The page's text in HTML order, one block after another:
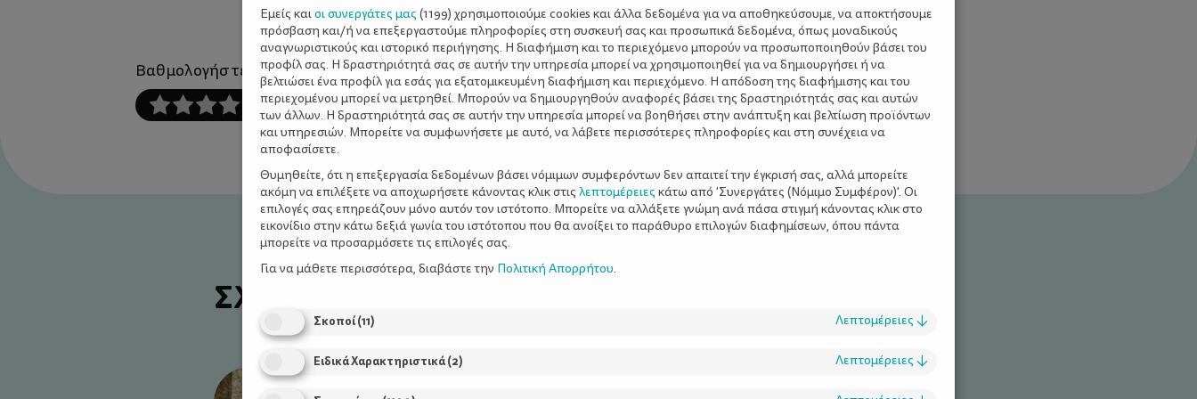
Βαθμολογήστε αυτό το άρθρο :
ΣΧΕΤΙΚΑ ΑΡΘΡΑ
Εμείς καιοι συνεργάτες μας (1199) χρησιμοποιούμε cookies και άλλα δεδομένα για να αποθηκεύσουμε, να αποκτήσουμε
πρόσβαση και/ή να επεξεργαστούμε πληροφορίες στη συσκευή σας και προσωπικά δεδομένα, όπως μοναδικούς
αναγνωριστικούς και ιστορικό περιήγησης. Η διαφήμιση και το περιεχόμενο μπορούν να προσωποποιηθούν βάσει του
προφίλ σας. Η δραστηριότητά σας σε αυτήν την υπηρεσία μπορεί να χρησιμοποιηθεί για να δημιουργήσει ή να
βελτιώσει ένα προφίλ για εσάς για εξατομικευμένη διαφήμιση και περιεχόμενο. Η απόδοση της διαφήμισης και του
περιεχομένου μπορεί να μετρηθεί. Μπορούν να δημιουργηθούν αναφορές βάσει της δραστηριότητάς σας και αυτών
των άλλων. Η δραστηριότητά σας σε αυτήν την υπηρεσία μπορεί να βοηθήσει στην ανάπτυξη και βελτίωση προϊόντων
και υπηρεσιών. Μπορείτε να συμφωνήσετε με αυτό, να λάβετε περισσότερες πληροφορίες και στη συνέχεια να
αποφασίσετε.
Θυμηθείτε, ότι η επεξεργασία δεδομένων βάσει νόμιμων συμφερόντων δεν απαιτεί την έγκρισή σας, αλλά μπορείτε
ακόμη να επιλέξετε να αποχωρήσετε κάνοντας κλικ στις λεπτομέρειες κάτω από 'Συνεργάτες (Νόμιμο Συμφέρον)'. Οι
επιλογές σας επηρεάζουν μόνο αυτόν τον ιστότοπο. Μπορείτε να αλλάξετε γνώμη ανά πάσα στιγμή κάνοντας κλικ στο
εικονίδιο στην κάτω δεξιά γωνία του ιστότοπου που θα ανοίξει το παράθυρο επιλογών διαφημίσεων, όπου πάντα
μπορείτε να προσαρμόσετε τις επιλογές σας.
Για να μάθετε περισσότερα, διαβάστε την Πολιτική Απορρήτου.
Σκοποί(11) Λεπτομέρειες ↓
Ειδικά Χαρακτηριστικά(2) Λεπτομέρειες ↓